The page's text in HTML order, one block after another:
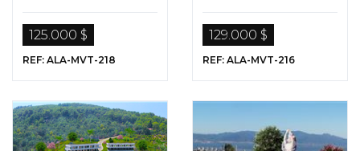
125.000 $
REF: ALA-MVT-218
129.000 $
REF: ALA-MVT-216